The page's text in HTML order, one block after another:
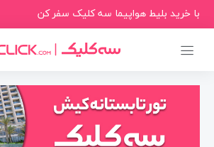
با خرید بلیط هواپیما سه کلیک سفر کن